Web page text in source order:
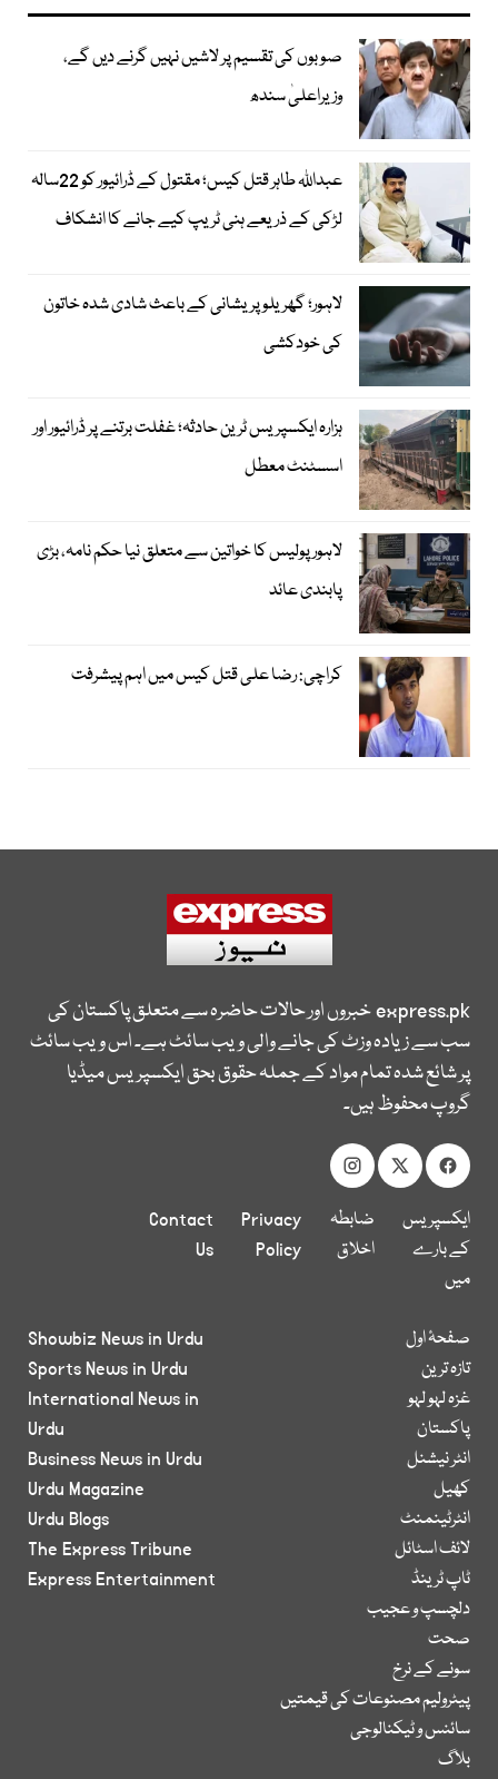
صوبوں کی تقسیم پر لاشیں نہیں گرنے دیں گے،
وزیراعلیٰ سندھ
عبداللہ طاہر قتل کیس؛ مقتول کے ڈرائیور کو 22سالہ
لڑکی کے ذریعے ہنی ٹریپ کیے جانے کا انشکاف
لاہور؛ گھریلو پریشانی کے باعث شادی شدہ خاتون
کی خودکشی
ہزارہ ایکسپریس ٹرین حادثہ؛ غفلت برتنے پر ڈرائیور اور
اسسٹنٹ معطل
لاہور پولیس کا خواتین سے متعلق نیا حکم نامہ، بڑی
پابندی عائد
کراچی: رضا علی قتل کیس میں اہم پیشرفت
express.pkخبروں اور حالات حاضرہ سے متعلق پاکستان کی
سب سے زیادہ وزٹ کی جانے والی ویب سائٹ ہے۔ اس ویب سائٹ
پر شائع شدہ تمام مواد کے جملہ حقوق بحق ایکسپریس میڈیا
گروپ محفوظ ہیں۔
ایکسپریس
کے بارے
میں
ضابطہ
اخلاق
Privacy
Policy
Contact
Us
صفحۂ اول
تازہ ترین
غزہ لہو لہو
پاکستان
انٹر نیشنل
کھیل
انٹرٹینمنٹ
لائف اسٹائل
ٹاپ ٹرینڈ
دلچسپ و عجیب
صحت
سونے کے نرخ
پیٹرولیم مصنوعات کی قیمتیں
سائنس و ٹیکنالوجی
بلاگ
Showbiz News in Urdu
Sports News in Urdu
International News in
Urdu
Business News in Urdu
Urdu Magazine
Urdu Blogs
The Express Tribune
Express Entertainment